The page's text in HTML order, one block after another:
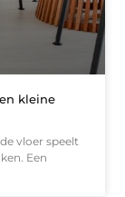
kleine
vloer speelt
Een